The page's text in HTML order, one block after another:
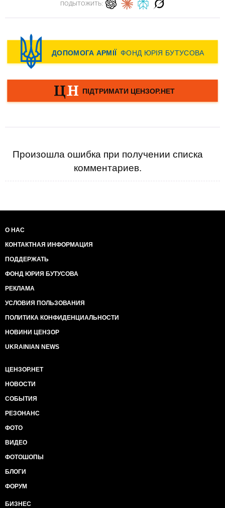
ПОДЫТОЖИТЬ:
Произошла ошибка при получении списка
комментариев.
О НАС
КОНТАКТНАЯ ИНФОРМАЦИЯ
ПОДДЕРЖАТЬ
ФОНД ЮРИЯ БУТУСОВА
РЕКЛАМА
УСЛОВИЯ ПОЛЬЗОВАНИЯ
ПОЛИТИКА КОНФИДЕНЦИАЛЬНОСТИ
НОВИНИ ЦЕНЗОР
UKRAINIAN NEWS
ЦЕНЗОР.НЕТ
НОВОСТИ
СОБЫТИЯ
РЕЗОНАНС
ФОТО
ВИДЕО
ФОТОШОПЫ
БЛОГИ
ФОРУМ
БИЗНЕС